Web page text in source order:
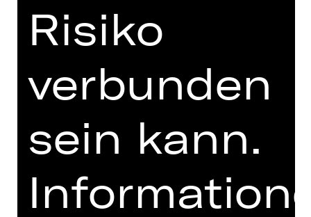
PRESSESTIMMEN
MEHR DAZU IM DIGITALEN
PROGRAMMHEFT
UNTERSTÜTZUNG
Risiko
verbunden
sein kann.